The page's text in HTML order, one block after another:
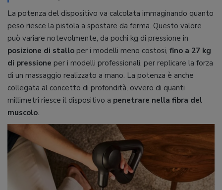
La potenza del dispositivo va calcolata immaginando quanto
peso riesce la pistola a spostare da ferma. Questo valore
può variare notevolmente, da pochi kg di pressione in
posizione di stallo per i modelli meno costosi, fino a 27 kg
di pressione per i modelli professionali, per replicare la forza
di un massaggio realizzato a mano. La potenza è anche
collegata al concetto di profondità, ovvero di quanti
millimetri riesce il dispositivo a penetrare nella fibra del
muscolo.